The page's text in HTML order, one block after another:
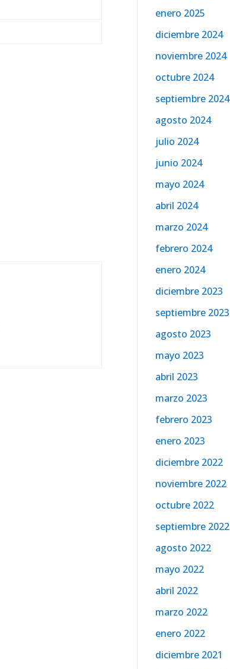
enero 2025
diciembre 2024
noviembre 2024
octubre 2024
septiembre 2024
agosto 2024
julio 2024
junio 2024
mayo 2024
abril 2024
marzo 2024
febrero 2024
enero 2024
diciembre 2023
septiembre 2023
agosto 2023
mayo 2023
abril 2023
marzo 2023
febrero 2023
enero 2023
diciembre 2022
noviembre 2022
octubre 2022
septiembre 2022
agosto 2022
mayo 2022
abril 2022
marzo 2022
enero 2022
diciembre 2021